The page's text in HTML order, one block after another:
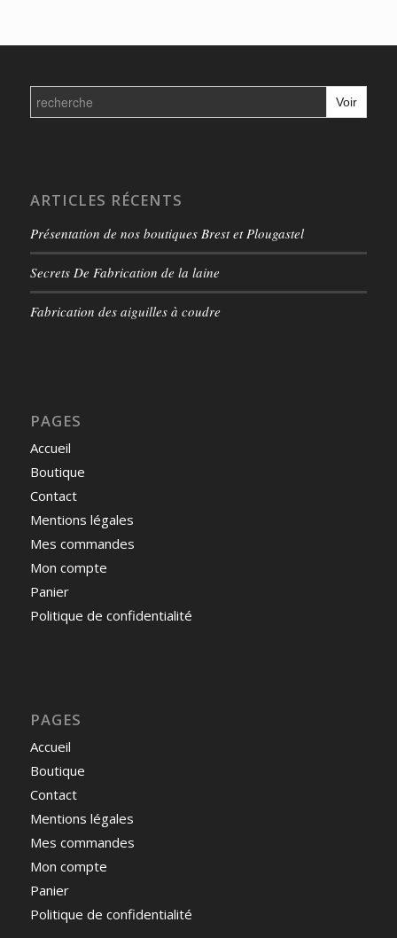
Search
for:
ARTICLES RÉCENTS
Présentation de nos boutiques Brest et Plougastel
Secrets De Fabrication de la laine
Fabrication des aiguilles à coudre
PAGES
Accueil
Boutique
Contact
Mentions légales
Mes commandes
Mon compte
Panier
Politique de confidentialité
PAGES
Accueil
Boutique
Contact
Mentions légales
Mes commandes
Mon compte
Panier
Politique de confidentialité